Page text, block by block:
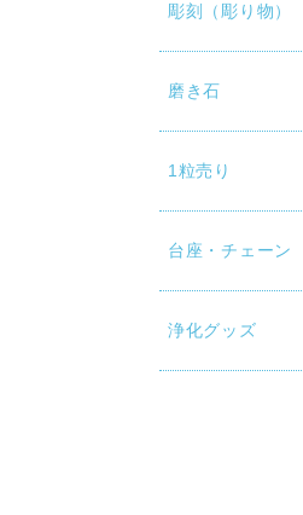
彫刻（彫り物）
磨き石
1粒売り
台座・チェーン
浄化グッズ